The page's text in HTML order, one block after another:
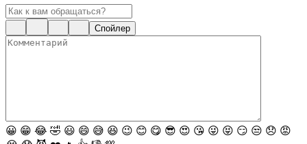
Спойлер
😀 😁 😂 🤣 😃 😄 😅 😆 😉 😊 😋 😎 😍 😘 😜 😝 😏 😒 😞 😡